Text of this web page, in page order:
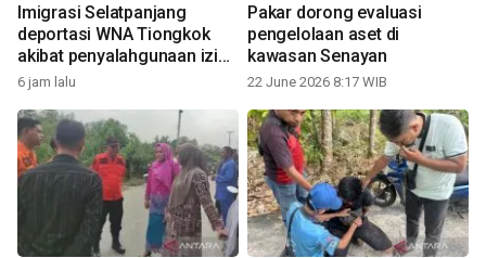
Imigrasi Selatpanjang
deportasi WNA Tiongkok
akibat penyalahgunaan izin
tinggal
6 jam lalu
Pakar dorong evaluasi
pengelolaan aset di
kawasan Senayan
22 June 2026 8:17 WIB